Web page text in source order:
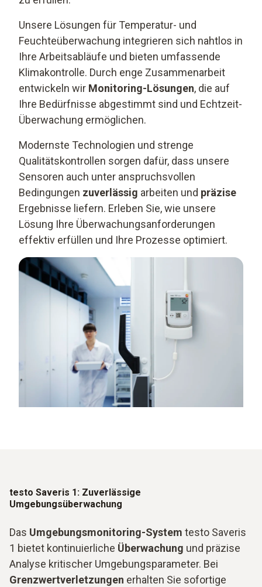
Unsere Lösungen für Temperatur- und
Feuchteüberwachung integrieren sich nahtlos in
Ihre Arbeitsabläufe und bieten umfassende
Klimakontrolle. Durch enge Zusammenarbeit
entwickeln wir Monitoring-Lösungen, die auf
Ihre Bedürfnisse abgestimmt sind und Echtzeit-
Überwachung ermöglichen.
Modernste Technologien und strenge
Qualitätskontrollen sorgen dafür, dass unsere
Sensoren auch unter anspruchsvollen
Bedingungen zuverlässig arbeiten und präzise
Ergebnisse liefern. Erleben Sie, wie unsere
Lösung Ihre Überwachungsanforderungen
effektiv erfüllen und Ihre Prozesse optimiert.
testo Saveris 1: Zuverlässige
Umgebungsüberwachung
Das Umgebungsmonitoring-System testo Saveris
1 bietet kontinuierliche Überwachung und präzise
Analyse kritischer Umgebungsparameter. Bei
Grenzwertverletzungen erhalten Sie sofortige